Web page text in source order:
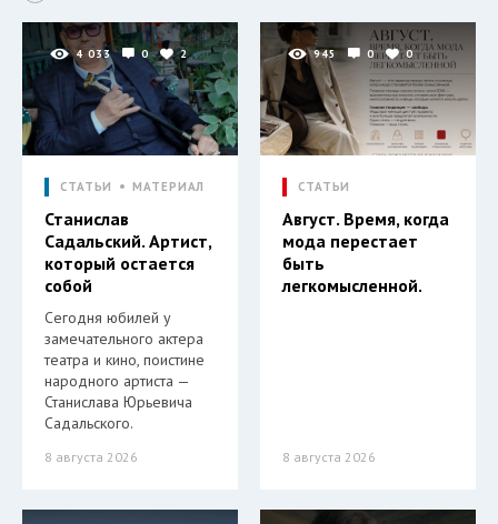
4 033 0 2
СТАТЬИ МАТЕРИАЛ
Станислав
Садальский. Артист,
который остается
собой
Сегодня юбилей у
замечательного актера
театра и кино, поистине
народного артиста —
Станислава Юрьевича
Садальского.
8 августа 2026
945 0 0
СТАТЬИ
Август. Время, когда
мода перестает
быть
легкомысленной.
8 августа 2026